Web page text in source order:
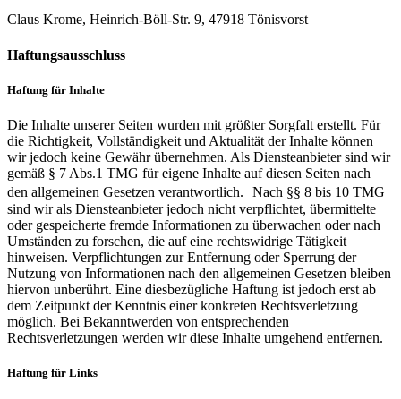
Claus Krome, Heinrich-Böll-Str. 9, 47918 Tönisvorst
Haftungsausschluss
Haftung für Inhalte
Die Inhalte unserer Seiten wurden mit größter Sorgfalt erstellt. Für
die Richtigkeit, Vollständigkeit und Aktualität der Inhalte können
wir jedoch keine Gewähr übernehmen. Als Diensteanbieter sind wir
gemäß § 7 Abs.1 TMG für eigene Inhalte auf diesen Seiten nach
den allgemeinen Gesetzen verantwortlich. Nach §§ 8 bis 10 TMG
sind wir als Diensteanbieter jedoch nicht verpflichtet, übermittelte
oder gespeicherte fremde Informationen zu überwachen oder nach
Umständen zu forschen, die auf eine rechtswidrige Tätigkeit
hinweisen. Verpflichtungen zur Entfernung oder Sperrung der
Nutzung von Informationen nach den allgemeinen Gesetzen bleiben
hiervon unberührt. Eine diesbezügliche Haftung ist jedoch erst ab
dem Zeitpunkt der Kenntnis einer konkreten Rechtsverletzung
möglich. Bei Bekanntwerden von entsprechenden
Rechtsverletzungen werden wir diese Inhalte umgehend entfernen.
Haftung für Links